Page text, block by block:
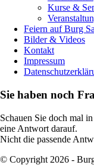
Kurse &
Feiern auf Burg
Bilder & Videos
Kontakt
Impressum
Sie haben noch
Schauen Sie doch mal
eine Antwort darauf.
Nicht die passende
© Copyright 2026 -